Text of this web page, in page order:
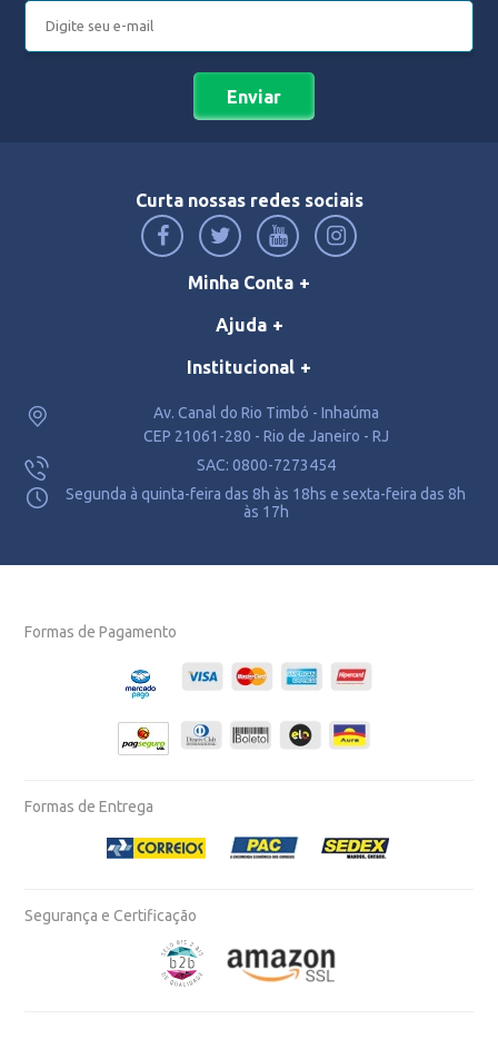
Enviar
Curta nossas redes sociais
Minha Conta
Ajuda
Institucional
Av. Canal do Rio Timbó - Inhaúma
CEP 21061-280 - Rio de Janeiro - RJ
SAC: 0800-7273454
Segunda à quinta-feira das 8h às 18hs e sexta-feira das 8h
às 17h
Formas de Pagamento
Formas de Entrega
Segurança e Certificação